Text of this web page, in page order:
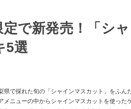
で新発売！「シャ
5選
で採れた旬の「シャインマスカット」をふん
ニューの中からシャインマスカットを使った